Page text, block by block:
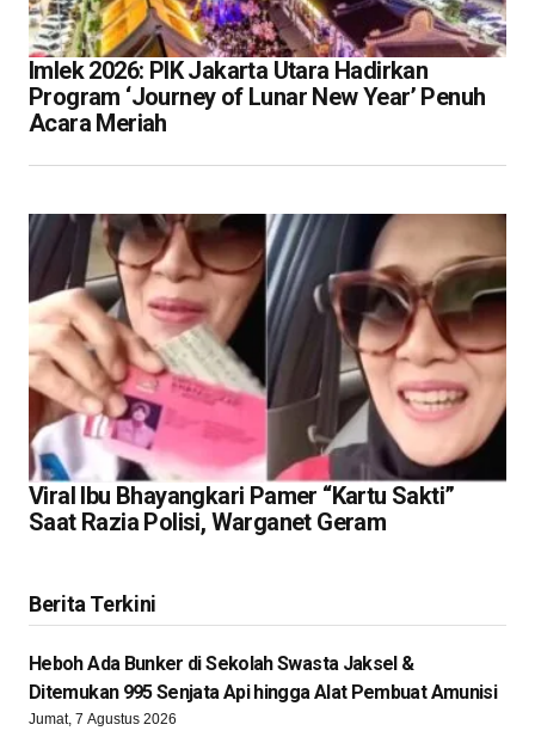
Imlek 2026: PIK Jakarta Utara Hadirkan
Program ‘Journey of Lunar New Year’ Penuh
Acara Meriah
Viral Ibu Bhayangkari Pamer “Kartu Sakti”
Saat Razia Polisi, Warganet Geram
Berita Terkini
Heboh Ada Bunker di Sekolah Swasta Jaksel &
Ditemukan 995 Senjata Api hingga Alat Pembuat Amunisi
Jumat, 7 Agustus 2026